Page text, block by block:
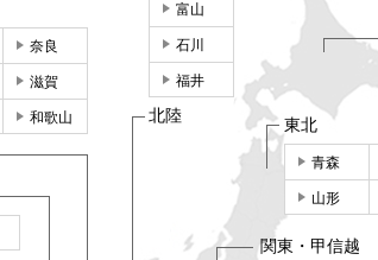
東北
青森
山形
関東・甲信越
富山
石川
福井
北陸
奈良
滋賀
和歌山